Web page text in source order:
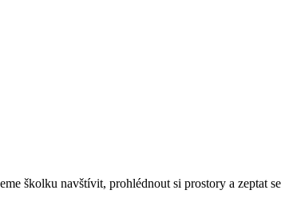
školku navštívit, prohlédnout si prostory a